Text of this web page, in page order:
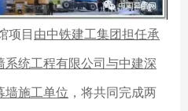
项目 由中铁建工集团担任承
统工程有限公司与中建深
墙施工单位 ，将共同完成两